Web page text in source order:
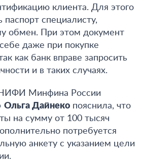
клиента. Для этого
специалисту,
обмен. При этом документ
даже при покупке
как банк вправе запросить
и в таких случаях.
НИФИ Минфина России
Ольга Дайнеко пояснила, что
на сумму от 100 тысяч
потребуется
анкету с указанием цели
.